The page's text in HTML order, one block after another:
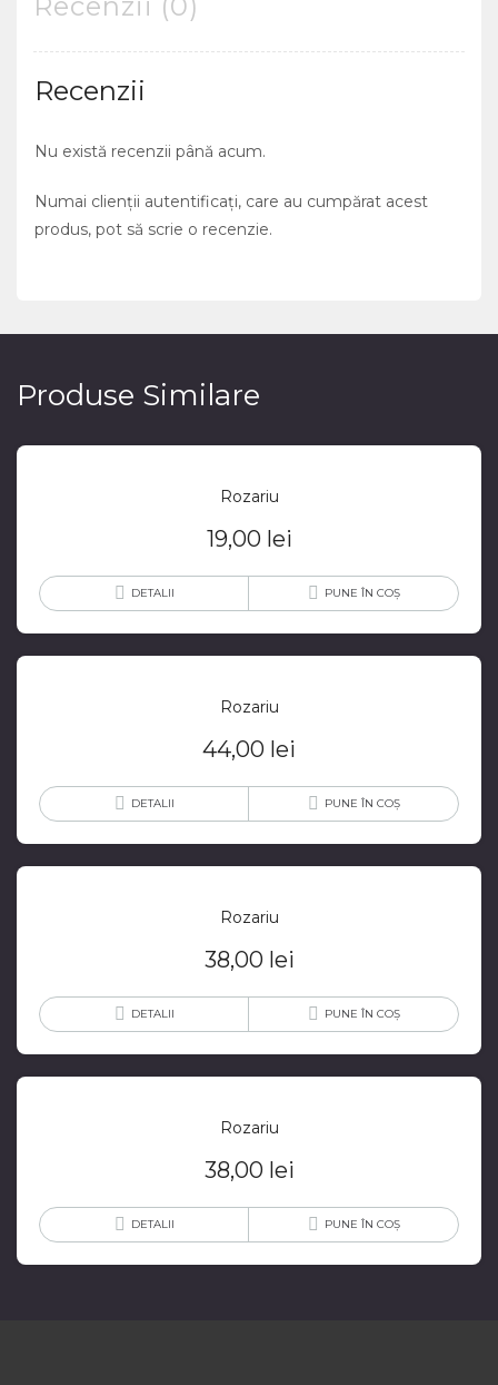
Recenzii
Nu există recenzii până acum.
Numai clienții autentificați, care au cumpărat acest
produs, pot să scrie o recenzie.
Produse Similare
Rozariu
19,00 lei
DETALII PUNE ÎN COȘ
Rozariu
44,00 lei
DETALII PUNE ÎN COȘ
Rozariu
38,00 lei
DETALII PUNE ÎN COȘ
Rozariu
38,00 lei
DETALII PUNE ÎN COȘ